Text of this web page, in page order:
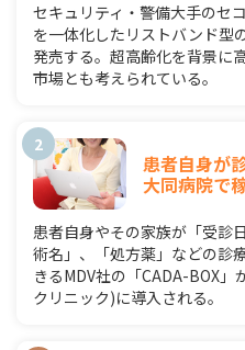
セキュリティ・警備大手のセ
を一体化したリストバンド型
発売する。超高齢化を背景に
市場とも考えられている。
患者自身が
大同病院で
患者自身やその家族が「受診
術名」、「処方薬」などの診
きるMDV社の「CADA-BOX
クリニック)に導入される。